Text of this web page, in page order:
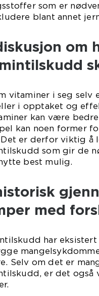
som er
blant annet
om
vitaminer i seg
i opptaket og
kan være
kan noen former
Det er derfor viktig å
som gir de
best mulig.
med
har
Selv om det er
er det også